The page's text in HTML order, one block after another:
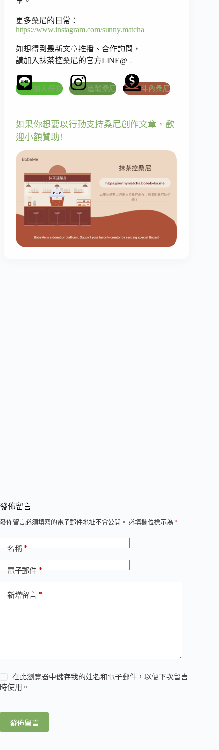
更多桑尼的日常：
https://www.instagram.com/sunny.matcha
如想得到最新文章推播、合作詢問，
請加入抹茶控桑尼的官方LINE@：
加入好友 追蹤桑尼 斗內桑尼
如果你想要以行動支持桑尼創作文章，歡
迎小額贊助!
發佈留言
發佈留言必須填寫的電子郵件地址不會公開。 必填欄位標示為 *
名稱*
電子郵件*
新增留言 *
在此瀏覽器中儲存我的姓名和電子郵件，以便下次留言
時使用。
發佈留言